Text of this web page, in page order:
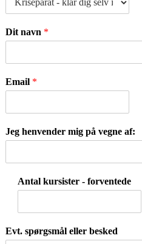
Dit navn *
Email *
Jeg henvender mig på vegne af:
Antal kursister - forventede
Evt. spørgsmål eller besked